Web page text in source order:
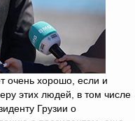
очень хорошо, если и
этих людей, в том числе
Грузии о